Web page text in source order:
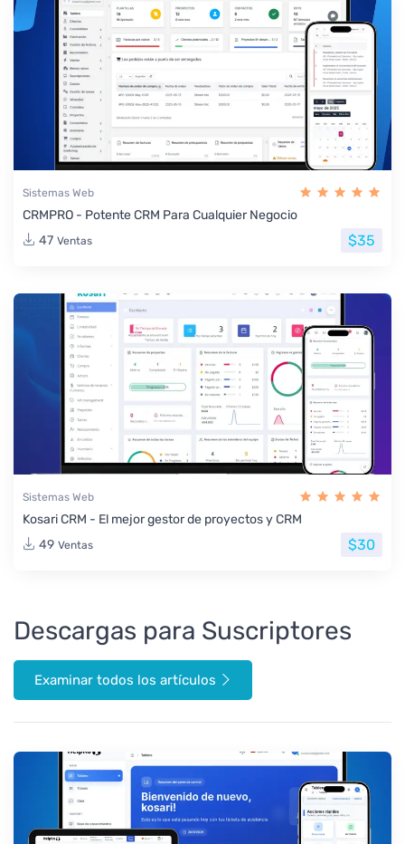
Sistemas Web
CRMPRO - Potente CRM Para Cualquier Negocio
47 Ventas $35
Sistemas Web
Kosari CRM - El mejor gestor de proyectos y CRM
49 Ventas $30
Descargas para Suscriptores
Examinar todos los artículos